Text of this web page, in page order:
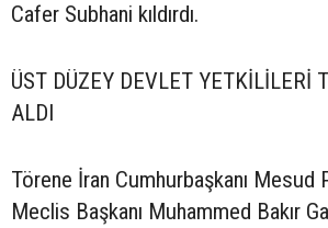
Cafer Subhani kıldırdı.
ÜST DÜZEY DEVLET YETKİLİLERİ
ALDI
Törene İran Cumhurbaşkanı Mesud
Meclis Başkanı Muhammed Bakır